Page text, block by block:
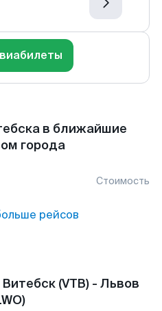
в ближайшие
города
Стоимость
рейсов
(VTB) - Львов